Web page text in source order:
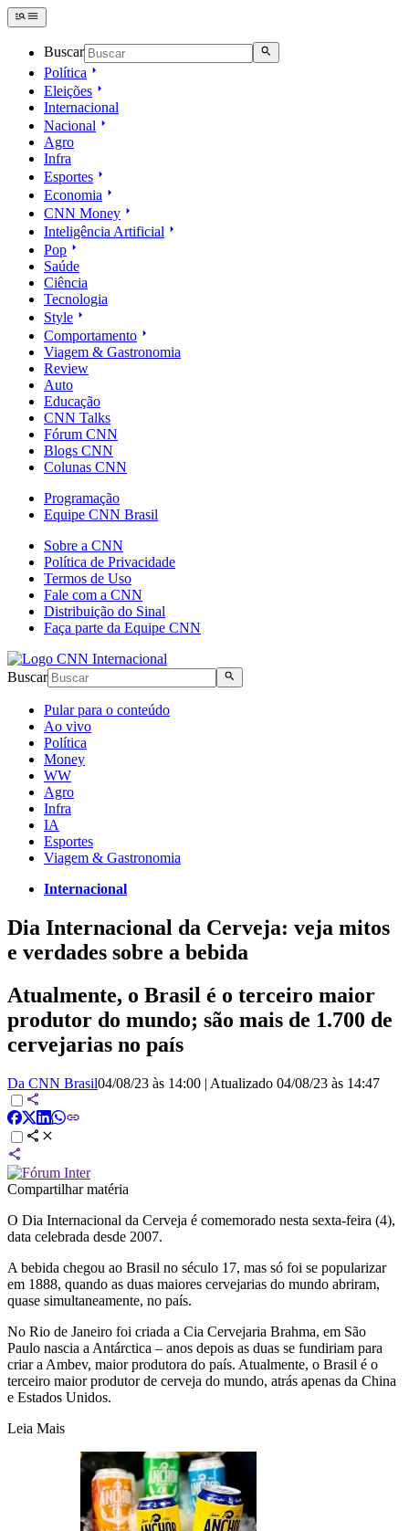
Buscar
Política
Eleições
Internacional
Nacional
Agro
Infra
Esportes
Economia
CNN Money
Inteligência Artificial
Pop
Saúde
Ciência
Tecnologia
Style
Comportamento
Viagem & Gastronomia
Review
Auto
Educação
CNN Talks
Fórum CNN
Blogs CNN
Colunas CNN
Programação
Equipe CNN Brasil
Sobre a CNN
Política de Privacidade
Termos de Uso
Fale com a CNN
Distribuição do Sinal
Faça parte da Equipe CNN
Buscar
Pular para o conteúdo
Ao vivo
Política
Money
WW
Agro
Infra
IA
Esportes
Viagem & Gastronomia
Internacional
Dia Internacional da Cerveja: veja mitos
e verdades sobre a bebida
Atualmente, o Brasil é o terceiro maior
produtor do mundo; são mais de 1.700 de
cervejarias no país
Da CNN Brasil04/08/23 às 14:00 | Atualizado 04/08/23 às 14:47
Compartilhar matéria
O Dia Internacional da Cerveja é comemorado nesta sexta-feira (4),
data celebrada desde 2007.
A bebida chegou ao Brasil no século 17, mas só foi se popularizar
em 1888, quando as duas maiores cervejarias do mundo abriram,
quase simultaneamente, no país.
No Rio de Janeiro foi criada a Cia Cervejaria Brahma, em São
Paulo nascia a Antárctica – anos depois as duas se fundiriam para
criar a Ambev, maior produtora do país. Atualmente, o Brasil é o
terceiro maior produtor de cerveja do mundo, atrás apenas da China
e Estados Unidos.
Leia Mais